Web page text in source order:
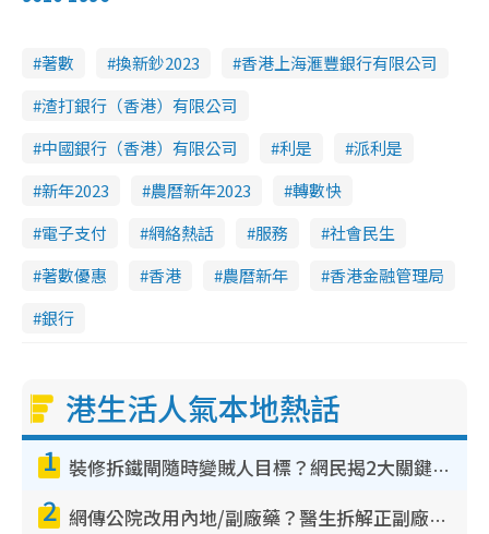
n
i
m
著數 換新鈔2023
香港上海滙豐銀行有限公司
渣打銀行（香港）有限公司
中國銀行（香港）有限公司
利是
派利是
新年2023
農曆新年2023
轉數快
電子支付
網絡熱話 服務
社會民生
著數優惠
香港 農曆新年
香港金融管理局
銀行
港生活人氣本地熱話
1 裝修拆鐵閘隨時變賊人目標？網民揭2大關鍵用途：裝新式等於白裝？附新舊鐵閘分別
2 網傳公院改用內地/副廠藥？醫生拆解正副廠分別 揭4類人換藥隨時出事